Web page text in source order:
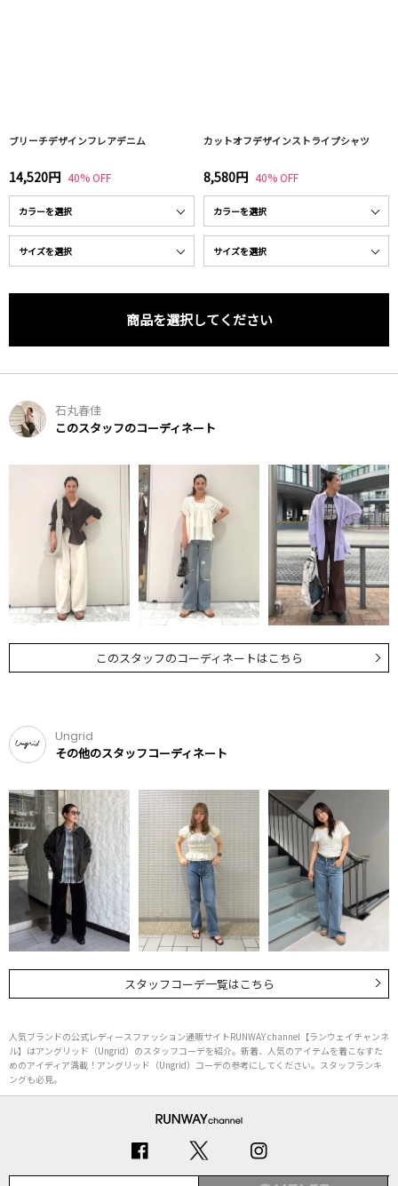
ブリーチデザインフレアデニム
14,520円 40% OFF
カットオフデザインストライプシャツ
8,580円 40% OFF
商品を選択してください
石丸春佳
このスタッフのコーディネート
このスタッフのコーディネートはこちら
Ungrid
その他のスタッフコーディネート
スタッフコーデ一覧はこちら
人気ブランドの公式レディースファッション通販サイトRUNWAY channel【ランウェイチャンネ
ル】はアングリッド（Ungrid）のスタッフコーデを紹介。新着、人気のアイテムを着こなすた
めのアイディア満載！アングリッド（Ungrid）コーデの参考にしてください。スタッフランキ
ングも必見。